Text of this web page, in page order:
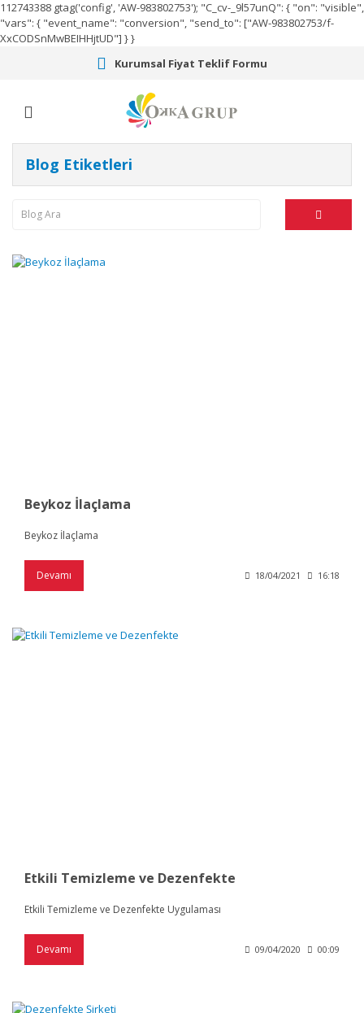
112743388 gtag('config', 'AW-983802753'); "C_cv-_9l57unQ": { "on": "visible",
"vars": { "event_name": "conversion", "send_to": ["AW-983802753/f-
XxCODSnMwBEIHHjtUD"] } }
Kurumsal Fiyat Teklif Formu
Blog Etiketleri
Beykoz İlaçlama
Beykoz İlaçlama
Devamı 18/04/2021 16:18
Etkili Temizleme ve Dezenfekte
Etkili Temizleme ve Dezenfekte Uygulaması
Devamı 09/04/2020 00:09